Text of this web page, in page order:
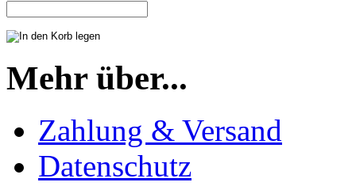
Mehr über...
Zahlung & Versand
Datenschutz